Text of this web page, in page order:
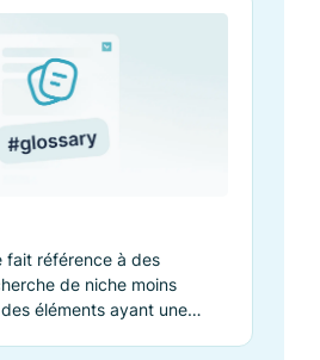
fait référence à des
de niche moins
éléments ayant une